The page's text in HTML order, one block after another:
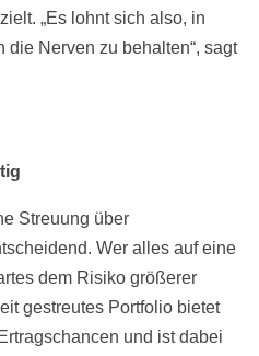
„Es lohnt sich also, in
die Nerven zu behalten“, sagt
Streuung über
Wer alles auf eine
dem Risiko größerer
gestreutes Portfolio bietet
und ist dabei